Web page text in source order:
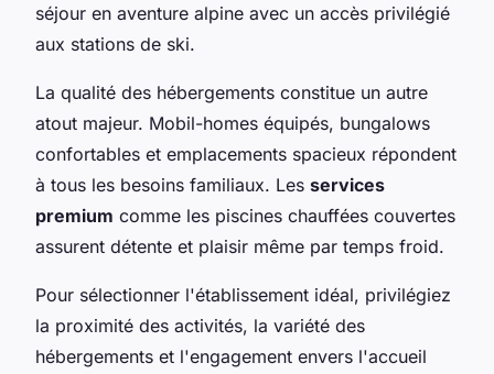
séjour en aventure alpine avec un accès privilégié
aux stations de ski.
La qualité des hébergements constitue un autre
atout majeur. Mobil-homes équipés, bungalows
confortables et emplacements spacieux répondent
à tous les besoins familiaux. Les services
premium comme les piscines chauffées couvertes
assurent détente et plaisir même par temps froid.
Pour sélectionner l'établissement idéal, privilégiez
la proximité des activités, la variété des
hébergements et l'engagement envers l'accueil